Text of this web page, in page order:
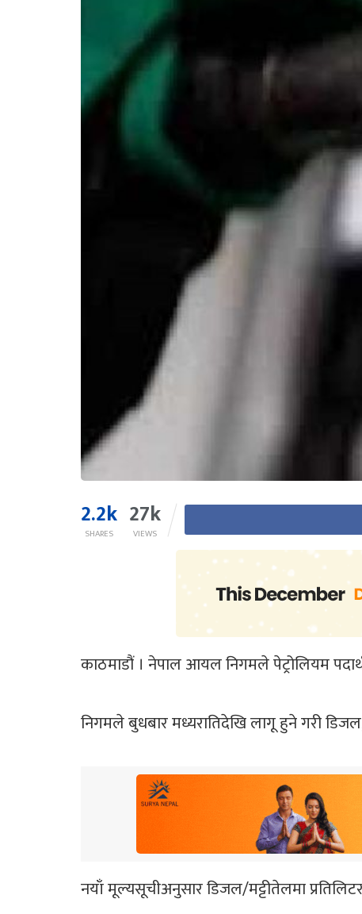
2.2k
SHARES
27k
VIEWS
काठमाडौं । नेपाल आयल निगमले पेट्रोलियम
निगमले बुधबार मध्यरातिदेखि लागू हुने गरी
नयाँ मूल्यसूचीअनुसार डिजल/मट्टीतेलमा